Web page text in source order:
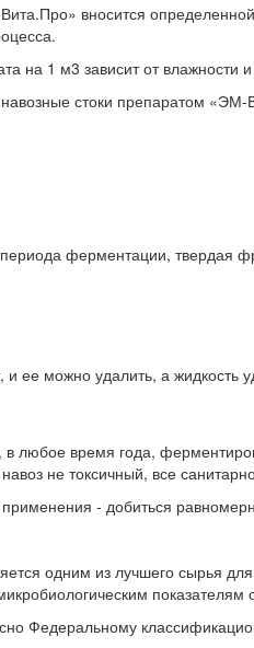
вносится
на 1 м3 зависит от влажности
стоки препаратом
ферментации, твердая
и ее можно удалить, а жидкость
в любое время года,
не токсичный, все
- добиться
одним из лучшего сырья
показателям
Федеральному